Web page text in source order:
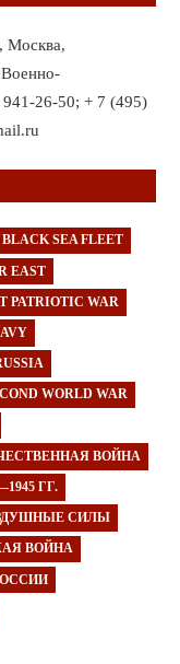
Москва,
941-26-50; + 7 (495)
BLACK SEA FLEET
EAST
PATRIOTIC WAR
WORLD WAR
ВОЙНА
ГГ.
СИЛЫ
ВОЙНА